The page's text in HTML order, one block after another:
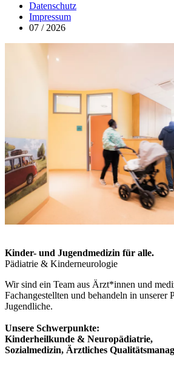
Datenschutz
Impressum
07 / 2026
Kinder- und Jugendmedizin für alle.
Pädiatrie & Kinderneurologie
Wir sind ein Team aus Ärzt*innen und
Fachangestellten und behandeln in unserer
Jugendliche.
Unsere Schwerpunkte:
Kinderheilkunde & Neuropädiatrie,
Sozialmedizin, Ärztliches